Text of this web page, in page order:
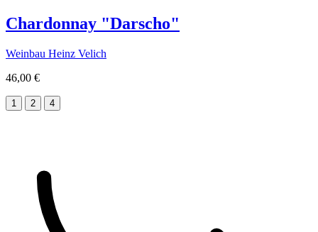
Chardonnay "Darscho"
Weinbau Heinz Velich
46,00 €
1 2 4